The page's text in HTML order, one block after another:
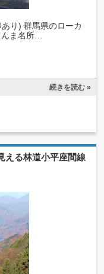
り) 群馬県のローカ
んま名所…
続きを読む »
える林道小平座間線